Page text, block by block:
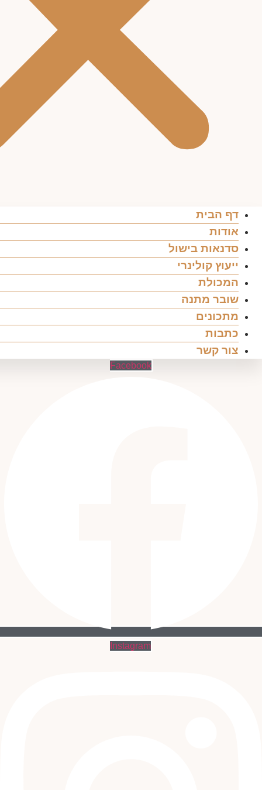
דף הבית
אודות
סדנאות בישול
ייעוץ קולינרי
המכולת
שובר מתנה
מתכונים
כתבות
צור קשר
Facebook
Instagram